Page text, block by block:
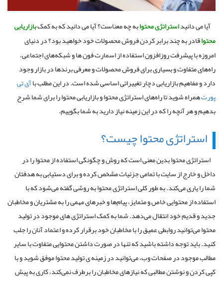
آیا می دانیداستراتژی محتوابه چه معناست؟ آیا می دانید که به کمکبازاریابی
محتواقادر به چند برابر کردن فروش محصولات خود خواهید بود؟ در دنیای
امروزه با پیشرفت روزافزون استفاده از اسمارت فون ها و شبکه‌های اجتماعی،
راه‌های متفاوت و بسیاری برای فروش محصولات و معرفی برندها در بازار وجود
دارد و مفاهیم بازاریابی دچار تغییراتی اساسی شده است. در این مطلب باآی تی
پورتهمراه شوید تا راه‌های استراتژی محتوا و بازاریابی محتوا را برای شما شرح
بدهیم و هر آنچه را که در این زمینه نیاز دارید به شما بگوییم.
استراتژی محتوا چیست؟
استراتژی محتوا بدین معنی است که روش و چگونگی استفاده از محتوا را در
داخل و خارج از سایت با تمامی جزئیات مشخص کرده و برای دستیابی به هدفتان
شما را یاری می‌کند. به طور کلی استراتژی محتوا به روشی گفته می‌شود که با
استفاده از محتوایی خاص و متمایز، پیام‌ها و خبرهای مهمی را به مشتریان و مخاطبان
جدید و قدیم خود انتقال می‌دهد. شما به کمک استراتژی های موجود در تولید
محتوا می‌توانید روابطی عمیق را با مخاطبان خود برقرار کرده و اعتماد آنان را جلب
کنید. باید توجه داشته باشید که تنها در صورت داشتن محتوایی متفاوت با سایر
مطالب موجود در صفحات وب، می‌توانید در زمینه ی تولید محتوا موفق شوید و با
کپی کردن و نوشتن مطالبی که نیازهای مخاطبان را برطرف نمی‌کند، کاری به پیش